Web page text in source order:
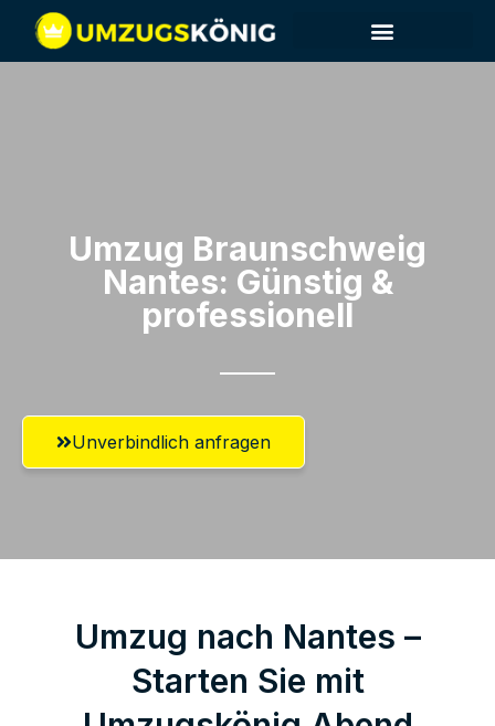
Umzug Braunschweig​
Nantes: Günstig &
professionell​
Unverbindlich anfragen
Umzug nach Nantes –
Starten Sie mit